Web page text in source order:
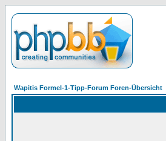
Wapitis Formel-1-Tipp-Forum Foren-Übersicht